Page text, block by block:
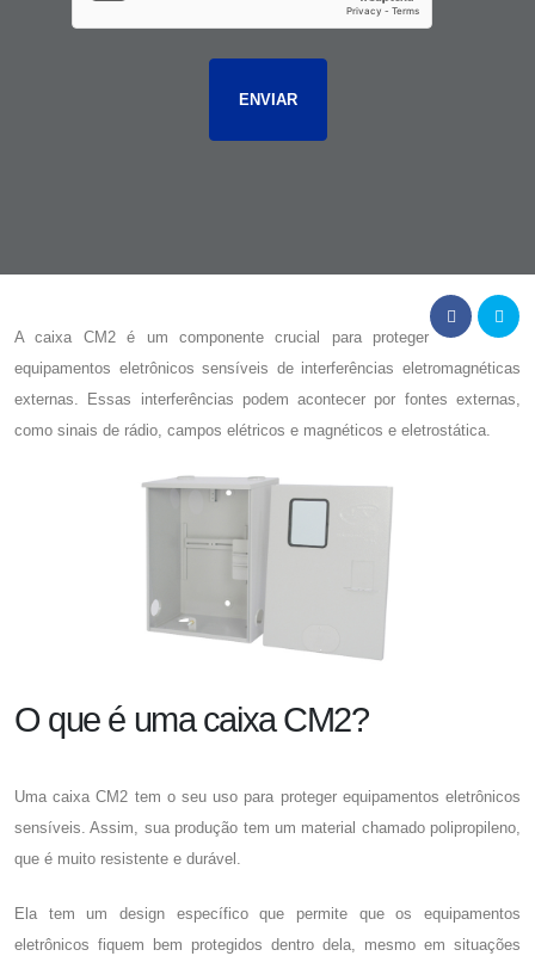
Acaixa CM2é um componente crucial para proteger
equipamentos eletrônicos sensíveis de interferências eletromagnéticas
externas. Essas interferências podem acontecer por fontes externas,
como sinais de rádio, campos elétricos e magnéticos e eletrostática.
O que é uma caixa CM2?
Umacaixa CM2 tem o seu uso para proteger equipamentos eletrônicos
sensíveis. Assim, sua produção tem um material chamado polipropileno,
que é muito resistente e durável.
Ela tem um design específico que permite que os equipamentos
eletrônicos fiquem bem protegidos dentro dela, mesmo em situações